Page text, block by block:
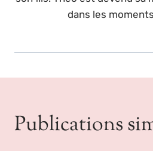
dans les
Publications